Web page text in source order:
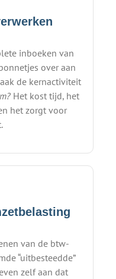
inboeken van
over aan
de kernactiviteit
Het kost tijd, het
het zorgt voor
van de btw-
“uitbesteedde”
zelf aan dat